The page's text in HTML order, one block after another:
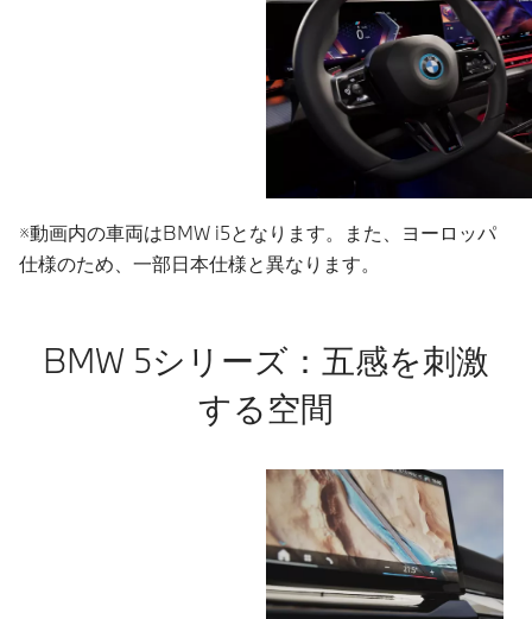
※動画内の車両はBMW i5となります。また、ヨーロッパ
仕様のため、一部日本仕様と異なります。
BMW 5シリーズ：五感を刺激
する空間